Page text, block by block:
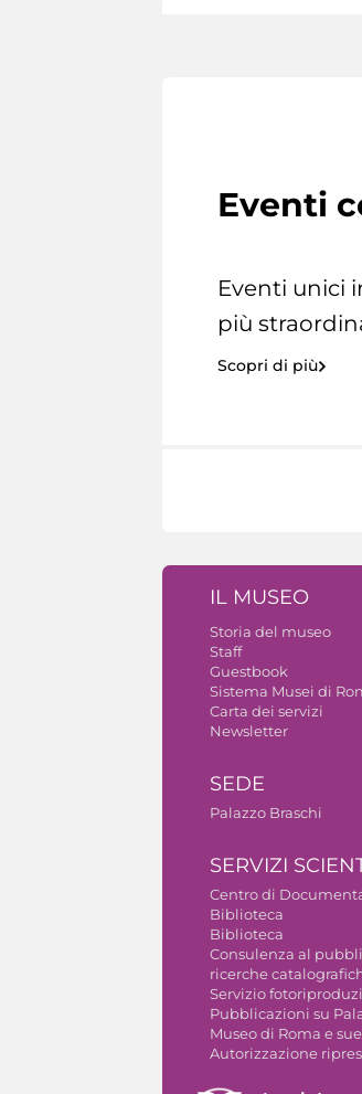
Eventi
Eventi unici
più
Scopri di più
IL MUSEO
Storia del museo
Staff
Guestbook
Sistema Musei di
Carta dei servizi
Newsletter
SEDE
Palazzo Braschi
SERVIZI
Centro di
Biblioteca
Biblioteca
Consulenza al
ricerche
Servizio
Pubblicazioni su
Museo di Roma e
Autorizzazione